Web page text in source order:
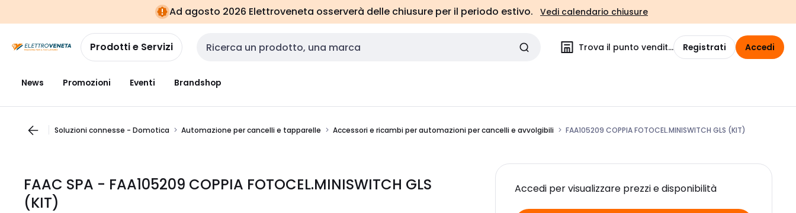
navigazionealla
pagina
Ad agosto 2026 Elettroveneta osserverà delle chiusure per il periodo estivo. Vedi calendario chiusure
Prodotti e Servizi Cerca input Trova il punto vendita Registrati Accedi
News Promozioni Eventi Brandshop
Soluzioni connesse - Domotica Automazione per cancelli e tapparelle Accessori e ricambi per automazioni per cancelli e avvolgibili FAA105209 COPPIA FOTOCEL.MINISWITCH GLS (KIT)
FAAC SPA - FAA105209 COPPIA FOTOCEL.MINISWITCH GLS
(KIT)
Accedi per visualizzare prezzi e disponibilità